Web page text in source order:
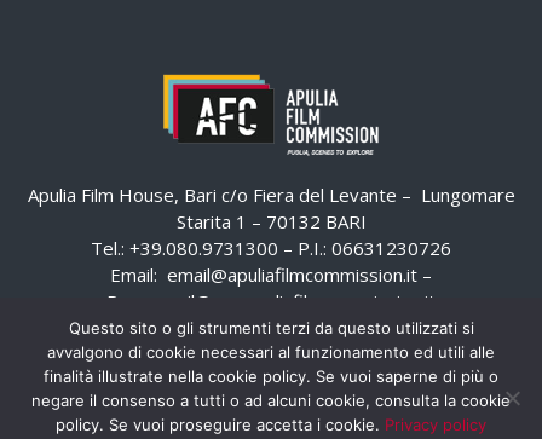
Apulia Film House, Bari c/o Fiera del Levante – Lungomare
Starita 1 – 70132 BARI
Tel.: +39.080.9731300 – P.I.: 06631230726
Email: email@apuliafilmcommission.it –
Pec:
email@pec.apuliafilmcommission.it
Questo sito o gli strumenti terzi da questo utilizzati si
avvalgono di cookie necessari al funzionamento ed utili alle
finalità illustrate nella cookie policy. Se vuoi saperne di più o
negare il consenso a tutti o ad alcuni cookie, consulta la cookie
policy. Se vuoi proseguire accetta i cookie. Privacy policy